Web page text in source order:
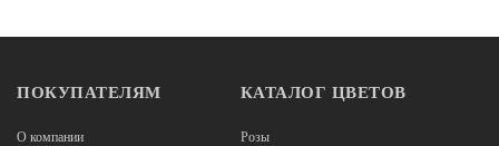
ПОКУПАТЕЛЯМ
О компании
КАТАЛОГ ЦВЕТОВ
Розы